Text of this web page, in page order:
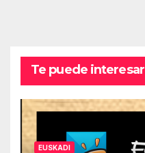
Te puede interesar
EUSKADI